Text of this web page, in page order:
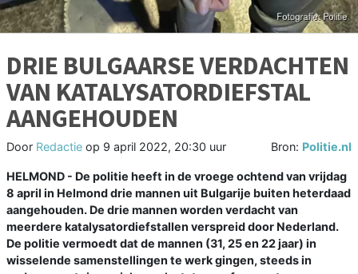
DRIE BULGAARSE VERDACHTEN
VAN KATALYSATORDIEFSTAL
AANGEHOUDEN
Door Redactie op 9 april 2022, 20:30 uur Bron: Politie.nl
HELMOND - De politie heeft in de vroege ochtend van vrijdag
8 april in Helmond drie mannen uit Bulgarije buiten heterdaad
aangehouden. De drie mannen worden verdacht van
meerdere katalysatordiefstallen verspreid door Nederland.
De politie vermoedt dat de mannen (31, 25 en 22 jaar) in
wisselende samenstellingen te werk gingen, steeds in